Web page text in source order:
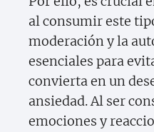
al consumir este
moderación y la
esenciales para
convierta en un
ansiedad. Al ser
emociones y